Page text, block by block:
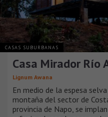
CASAS SUBURBANAS
Casa Mirador Río
Lignum Awana
En medio de la espesa
montaña del sector de
provincia de Napo, se